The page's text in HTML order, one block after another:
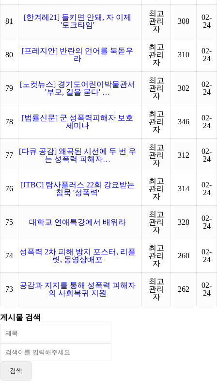
81
[한겨레21] 들키면 안돼, 자 이제
'토크타임'
최고
관리
자
308
02-
24
80
[프레지안] 반란의 언어를 북돋우
라
최고
관리
자
310
02-
24
79
[노컷뉴스] 경기도어린이박물관서
'부모, 길을 묻다' …
최고
관리
자
302
02-
24
78
[법률신문] 군 성폭력피해자 보호
세미나
최고
관리
자
346
02-
24
77
[다큐 공감] 왜곡된 시선에 두 번 우
는 성폭력 피해자…
최고
관리
자
312
02-
24
76
[JTBC] 탐사플러스 22회 강요받는
침묵 '성폭력'
최고
관리
자
314
02-
24
75 대학교 연애특강에서 배워라
최고
관리
자
328
02-
24
74
성폭력 2차 피해 방지 포스터, 리플
릿, 동영상배포
최고
관리
자
260
02-
24
73
공감과 지지를 통해 성폭력 피해자
의 사회복귀 지원
최고
관리
자
262
02-
24
게시물 검색
검색